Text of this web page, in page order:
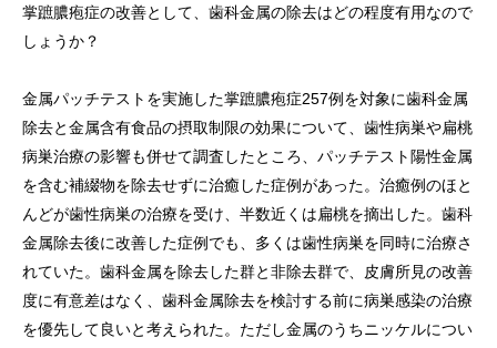
掌蹠膿疱症の改善として、歯科金属の除去はどの程度有用なので
しょうか？
金属パッチテストを実施した掌蹠膿疱症257例を対象に歯科金属
除去と金属含有食品の摂取制限の効果について、歯性病巣や扁桃
病巣治療の影響も併せて調査したところ、パッチテスト陽性金属
を含む補綴物を除去せずに治癒した症例があった。治癒例のほと
んどが歯性病巣の治療を受け、半数近くは扁桃を摘出した。歯科
金属除去後に改善した症例でも、多くは歯性病巣を同時に治療さ
れていた。歯科金属を除去した群と非除去群で、皮膚所見の改善
度に有意差はなく、歯科金属除去を検討する前に病巣感染の治療
を優先して良いと考えられた。ただし金属のうちニッケルについ